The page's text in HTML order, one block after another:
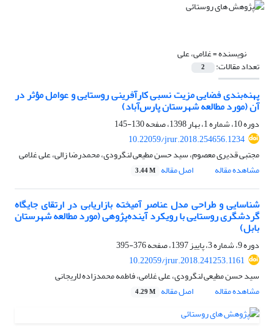
نویسنده =غلامی، علی
تعداد مقالات: 2
پهنه‌بندی فضایی مزیت نسبی کارآفرینی روستایی و عوامل مؤثر در
آن (مورد مطالعه شهرستان پارس‌آباد)
دوره 10، شماره 1، بهار 1398، صفحه
130-145
10.22059/jrur.2018.254656.1234
مجتبی قدیری معصوم، سید حسن مطیعی لنگرودی، محمدرضا زالی، علی غلامی
مشاهده مقاله
اصل مقاله 3.44 M
شناسایی و طراحی مدل عناصر آمیخته بازاریابی در ارتقای جایگاه
گردشگری روستایی با رویکرد آینده‌پژوهی (مورد مطالعه شهرستان
بابل)
دوره 9، شماره 3، پاییز 1397، صفحه
376-395
10.22059/jrur.2018.241253.1161
سید حسن مطیعی لنگرودی، علی غلامی، فاطمه محمدزاده لاریجانی
مشاهده مقاله
اصل مقاله 4.29 M